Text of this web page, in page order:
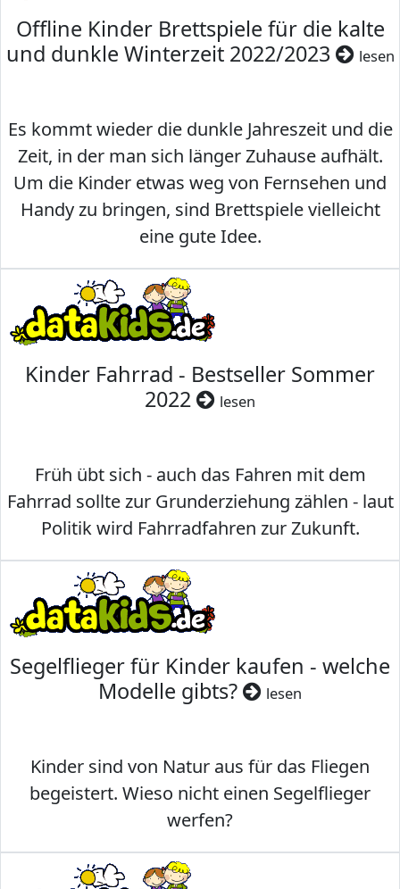
Offline Kinder Brettspiele für die kalte
und dunkle Winterzeit 2022/2023
lesen
Es kommt wieder die dunkle Jahreszeit und die
Zeit, in der man sich länger Zuhause aufhält.
Um die Kinder etwas weg von Fernsehen und
Handy zu bringen, sind Brettspiele vielleicht
eine gute Idee.
Kinder Fahrrad - Bestseller Sommer
2022
lesen
Früh übt sich - auch das Fahren mit dem
Fahrrad sollte zur Grunderziehung zählen - laut
Politik wird Fahrradfahren zur Zukunft.
Segelflieger für Kinder kaufen - welche
Modelle gibts?
lesen
Kinder sind von Natur aus für das Fliegen
begeistert. Wieso nicht einen Segelflieger
werfen?